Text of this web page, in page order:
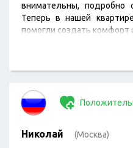
внимательны, подробно
Теперь в нашей
помогли создать комфорт
Николай (Москва)